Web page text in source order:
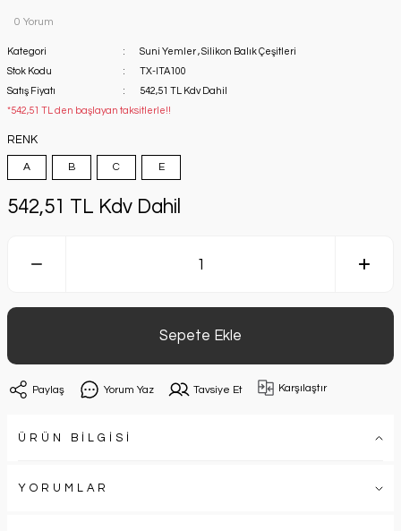
0 Yorum
Kategori Suni Yemler ,Silikon Balık Çeşitleri
Stok Kodu
TX-ITA100
Satış Fiyatı
542,51 TL Kdv Dahil
*542,51 TL den başlayan taksitlerle!!
RENK
A B C E
542,51 TL Kdv Dahil
Sepete Ekle
Paylaş Yorum Yaz Tavsiye Et Karşılaştır
ÜRÜN BİLGİSİ
YORUMLAR